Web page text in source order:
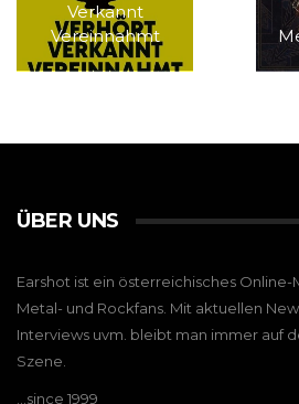
Verkannt
Vereinnahmt
ÜBER UNS
Earshot ist ein österreichisches
Metal- und Rockfans. Mit aktuellen
Interviews uvm. bleibt man immer auf
Szene.
…since 1999